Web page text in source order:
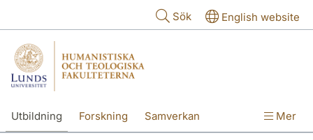
Sök English website
Utbildning Forskning Samverkan Mer